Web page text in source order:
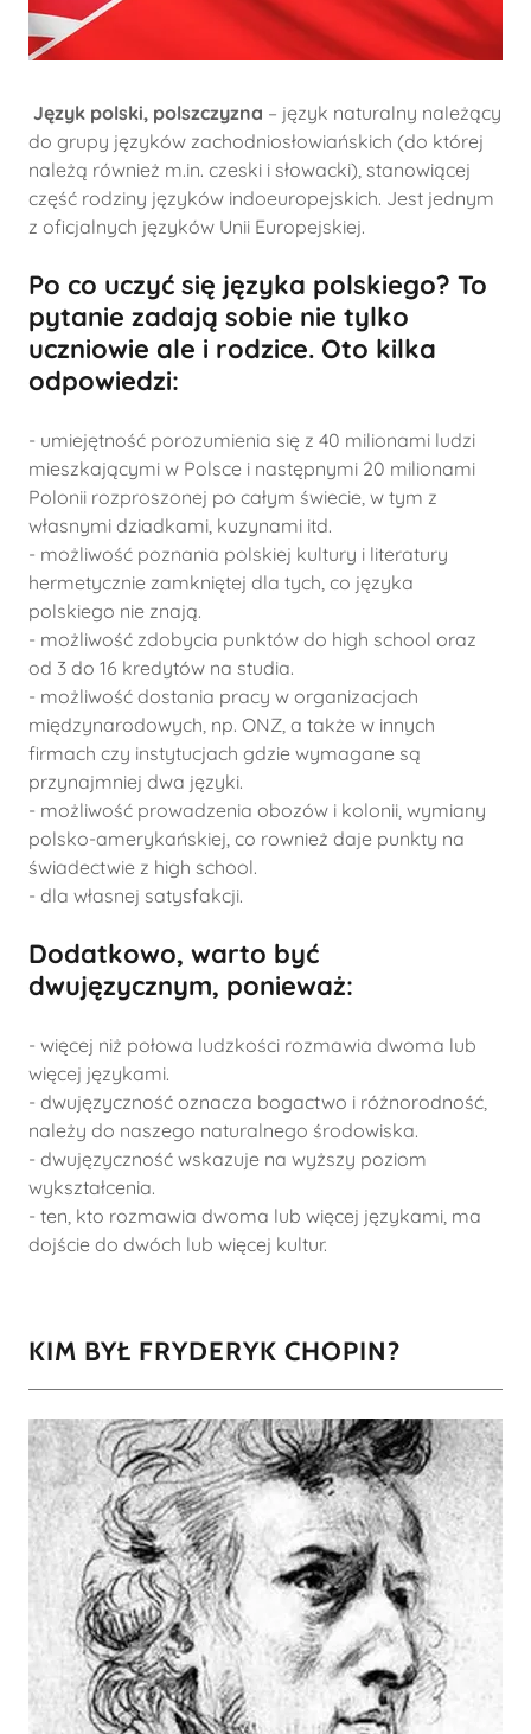
Język polski, polszczyzna – język naturalny należący
do grupy języków zachodniosłowiańskich (do której
należą również m.in. czeski i słowacki), stanowiącej
część rodziny języków indoeuropejskich. Jest jednym
z oficjalnych języków Unii Europejskiej.
Po co uczyć się języka polskiego? To
pytanie zadają sobie nie tylko
uczniowie ale i rodzice. Oto kilka
odpowiedzi:
- umiejętność porozumienia się z 40 milionami ludzi
mieszkającymi w Polsce i następnymi 20 milionami
Polonii rozproszonej po całym świecie, w tym z
własnymi dziadkami, kuzynami itd.
- możliwość poznania polskiej kultury i literatury
hermetycznie zamkniętej dla tych, co języka
polskiego nie znają.
- możliwość zdobycia punktów do high school oraz
od 3 do 16 kredytów na studia.
- możliwość dostania pracy w organizacjach
międzynarodowych, np. ONZ, a także w innych
firmach czy instytucjach gdzie wymagane są
przynajmniej dwa języki.
- możliwość prowadzenia obozów i kolonii, wymiany
polsko-amerykańskiej, co rownież daje punkty na
świadectwie z high school.
- dla własnej satysfakcji.
Dodatkowo, warto być
dwujęzycznym, ponieważ:
- więcej niż połowa ludzkości rozmawia dwoma lub
więcej językami.
- dwujęzyczność oznacza bogactwo i różnorodność,
należy do naszego naturalnego środowiska.
- dwujęzyczność wskazuje na wyższy poziom
wykształcenia.
- ten, kto rozmawia dwoma lub więcej językami, ma
dojście do dwóch lub więcej kultur.
KIM BYŁ FRYDERYK CHOPIN?